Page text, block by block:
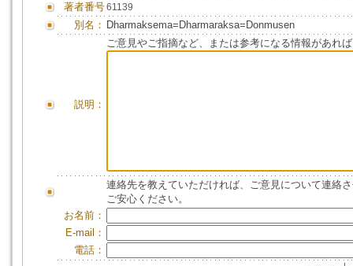
著者番号61139
別名： Dharmaksema=Dharmaraksa=Donmusen
説明：
ご意見やご指摘など、または参考になる情報があれ
連絡先を教えていただければ、ご意見について連絡
ご安心ください。
お名前：
E-mail：
電話：